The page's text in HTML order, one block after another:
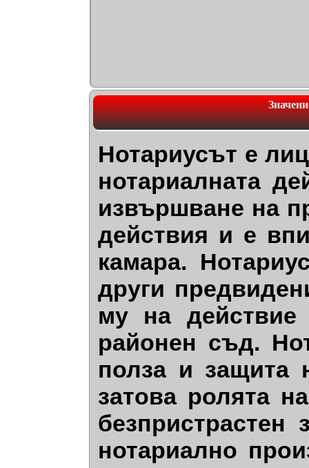
Нотариусът е
нотариалната
извършване на
действия и е
камара.
други
му на действие
районен съд.
полза и защита
затова ролята
нотариално